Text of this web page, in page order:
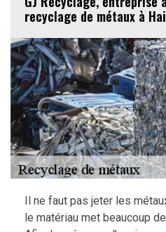
recyclage de métaux à
Il ne faut pas jeter les
le matériau met beaucoup